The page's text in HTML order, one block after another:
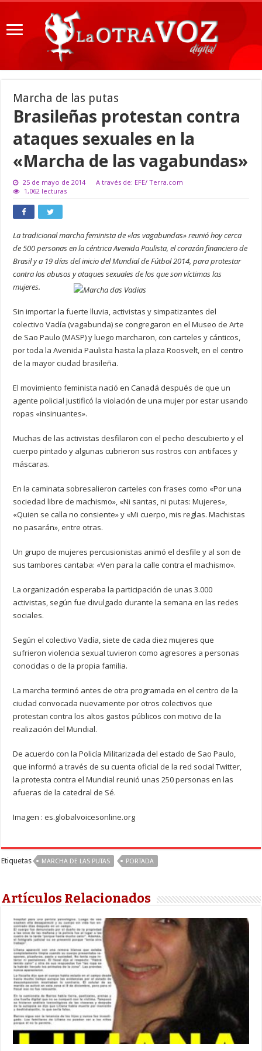
Marcha de las putas
Brasileñas protestan contra
ataques sexuales en la
«Marcha de las vagabundas»
25 de mayo de 2014
A través de: EFE/ Terra.com
1,062 lecturas
La tradicional marcha feminista de «las vagabundas» reunió hoy cerca
de 500 personas en la céntrica Avenida Paulista, el corazón financiero de
Brasil y a 19 días del inicio del Mundial de Fútbol 2014, para protestar
contra los abusos y ataques sexuales de los que son víctimas las
mujeres.
Sin importar la fuerte lluvia, activistas y simpatizantes del
colectivo Vadía (vagabunda) se congregaron en el Museo de Arte
de Sao Paulo (MASP) y luego marcharon, con carteles y cánticos,
por toda la Avenida Paulista hasta la plaza Roosvelt, en el centro
de la mayor ciudad brasileña.
El movimiento feminista nació en Canadá después de que un
agente policial justificó la violación de una mujer por estar usando
ropas «insinuantes».
Muchas de las activistas desfilaron con el pecho descubierto y el
cuerpo pintado y algunas cubrieron sus rostros con antifaces y
máscaras.
En la caminata sobresalieron carteles con frases como «Por una
sociedad libre de machismo», «Ni santas, ni putas: Mujeres»,
«Quien se calla no consiente» y «Mi cuerpo, mis reglas. Machistas
no pasarán», entre otras.
Un grupo de mujeres percusionistas animó el desfile y al son de
sus tambores cantaba: «Ven para la calle contra el machismo».
La organización esperaba la participación de unas 3.000
activistas, según fue divulgado durante la semana en las redes
sociales.
Según el colectivo Vadía, siete de cada diez mujeres que
sufrieron violencia sexual tuvieron como agresores a personas
conocidas o de la propia familia.
La marcha terminó antes de otra programada en el centro de la
ciudad convocada nuevamente por otros colectivos que
protestan contra los altos gastos públicos con motivo de la
realización del Mundial.
De acuerdo con la Policía Militarizada del estado de Sao Paulo,
que informó a través de su cuenta oficial de la red social Twitter,
la protesta contra el Mundial reunió unas 250 personas en las
afueras de la catedral de Sé.
Imagen : es.globalvoicesonline.org
Etiquetas MARCHA DE LAS PUTAS PORTADA
Artículos Relacionados